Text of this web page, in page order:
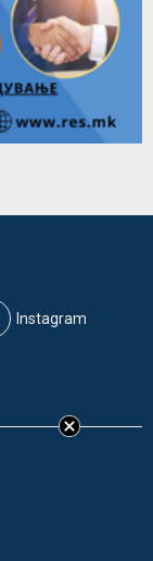
Instagram